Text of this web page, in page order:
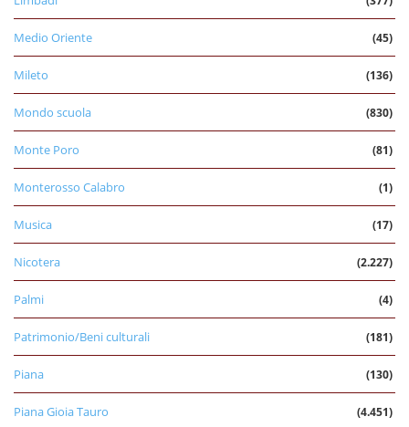
Medio Oriente (45)
Mileto (136)
Mondo scuola (830)
Monte Poro (81)
Monterosso Calabro (1)
Musica (17)
Nicotera (2.227)
Palmi (4)
Patrimonio/Beni culturali (181)
Piana (130)
Piana Gioia Tauro (4.451)